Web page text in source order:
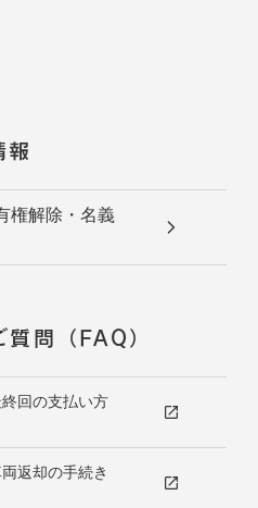
報
権解除・名義
質問（FAQ）
回の支払い方
返却の手続き